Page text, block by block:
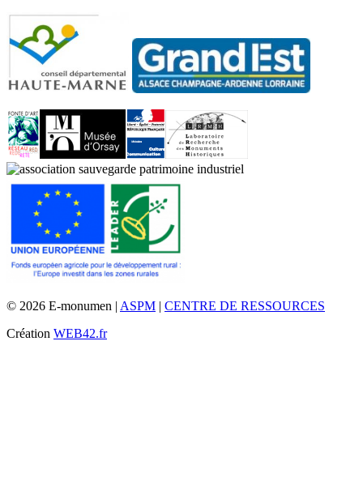
© 2026 E-monumen | ASPM | CENTRE DE RESSOURCES
Création WEB42.fr